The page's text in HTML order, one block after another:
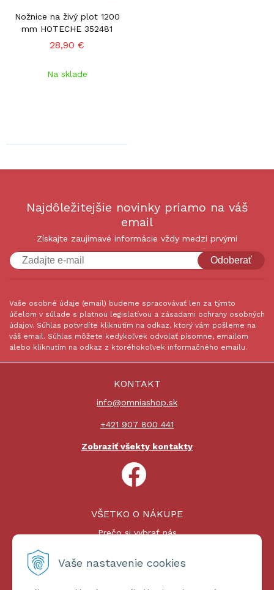
Vaše nastavenie cookies
Nožnice na živý plot 1200
mm HOTECHE 352481
28,90 €
Na sklade
Najdôležitejšie novinky priamo na váš
email
Získajte zaujímavé informácie vždy medzi prvými
Odoberať
Vaše osobné údaje (email) budeme spracovávať len za týmto
účelom v súlade s platnou legislatívou a zásadami ochrany osobných
údajov. Súhlas potvrdíte kliknutím na odkaz, ktorý vám pošleme na
váš email. Súhlas môžete kedykoľvek odvolať písomne, emailom
alebo kliknutím na odkaz z ktoréhokoľvek informačného emailu.
KONTAKT
info@omniashop.sk
+421 907 800 441
Zobraziť všekty kontakty
VŠETKO O NÁKUPE
Prečo si vybrať nás
Platby a doprava